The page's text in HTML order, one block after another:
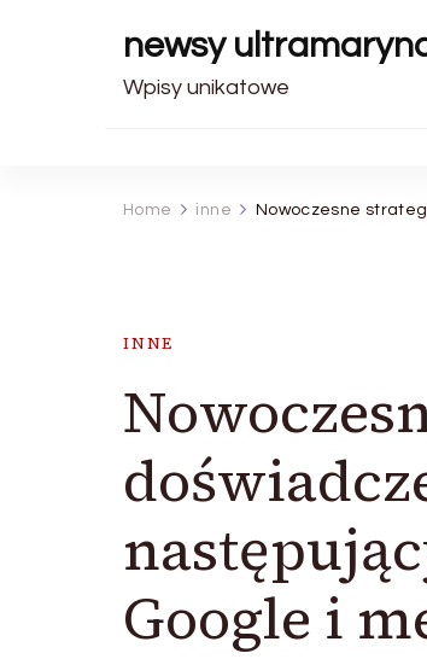
newsy
Wpisy unikatowe
Home inne Nowoczesne
INNE
Google i